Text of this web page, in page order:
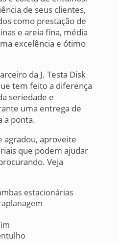
de seus clientes,
como prestação de
e areia fina, média
excelência e ótimo
da J. Testa Disk
tem feito a diferença
seriedade e
uma entrega de
a ponta.
agradou, aproveite
que podem ajudar
Veja
estacionárias